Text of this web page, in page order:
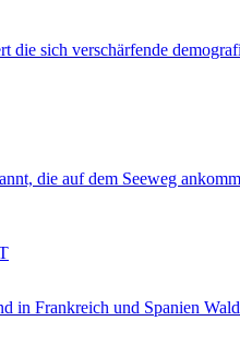
die sich verschärfende
die auf dem Seeweg
in Frankreich und Spanien